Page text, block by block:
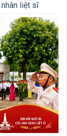
liệt sĩ